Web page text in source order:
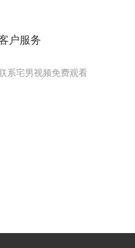
户服务
系宅男视频免费观看